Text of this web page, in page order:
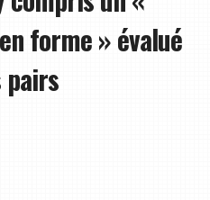
forme » évalué
pairs